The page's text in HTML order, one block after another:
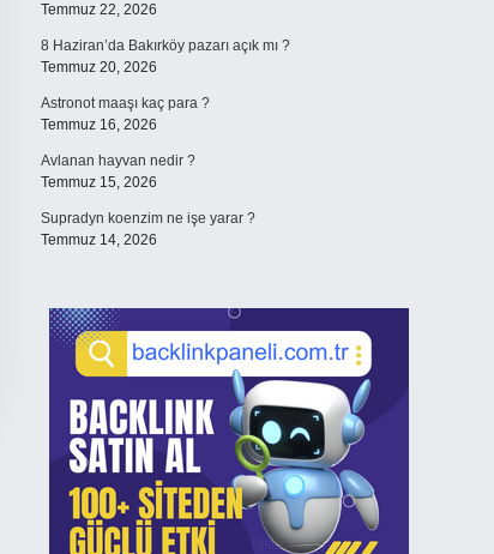
Temmuz 22, 2026
8 Haziran’da Bakırköy pazarı açık mı ?
Temmuz 20, 2026
Astronot maaşı kaç para ?
Temmuz 16, 2026
Avlanan hayvan nedir ?
Temmuz 15, 2026
Supradyn koenzim ne işe yarar ?
Temmuz 14, 2026